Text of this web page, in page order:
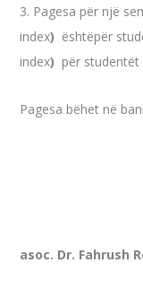
3. Pagesa për një
index) ështëpër
index) për
Pagesa bëhet në
asoc. Dr. Fahrush